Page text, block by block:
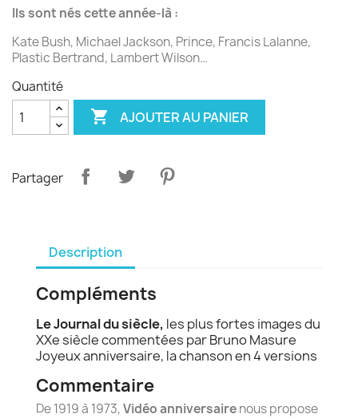
Ils sont nés cette année-là :
Kate Bush, Michael Jackson, Prince, Francis Lalanne,
Plastic Bertrand, Lambert Wilson…
Quantité
 AJOUTER AU PANIER
Partager
Description
Compléments
Le Journal du siècle, les plus fortes images du
XXe siècle commentées par Bruno Masure
Joyeux anniversaire, la chanson en 4 versions
Commentaire
De 1919 à 1973,Vidéo anniversairenous propose